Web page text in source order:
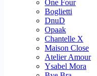
One Four
Boglietti
DnuD
Opaak
Chantelle X
Maison Close
Atelier Amour
Ysabel Mora